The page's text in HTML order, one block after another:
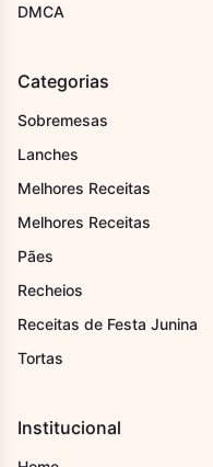
DMCA
Categorias
Sobremesas
Lanches
Melhores Receitas
Melhores Receitas
Pães
Recheios
Receitas de Festa Junina
Tortas
Institucional